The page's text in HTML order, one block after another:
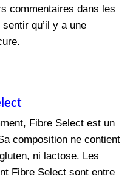
commentaires dans les
qu’il y a une
Fibre Select est un
composition ne contient
ni lactose. Les
Fibre Select sont entre